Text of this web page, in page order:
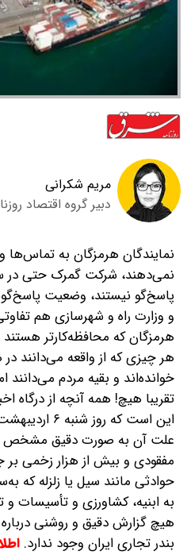
مریم شکرانی
دبیر گروه اقتصاد
نمایندگان هرمزگان به تماس‌ها
نمی‌دهند، شرکت گمرک حتی در
پاسخ‌گو نیستند، وضعیت
و وزارت راه و شهرسازی هم
هرمزگان که محافظه‌کارتر
هر چیزی که از واقعه می‌دانند
خوانده‌اند و بقیه مردم می‌دانند
تقریبا هیچ! همه آنچه از درگاه
مفقودی و بیش از هزار زخمی
حوادثی مانند سیل یا زلزله که
به ابنیه، کشاورزی و تأسیسات
هیچ گزارش دقیق و روشنی
بندر تجاری ایران وجود ندارد.